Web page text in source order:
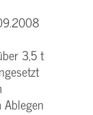
3,5 t